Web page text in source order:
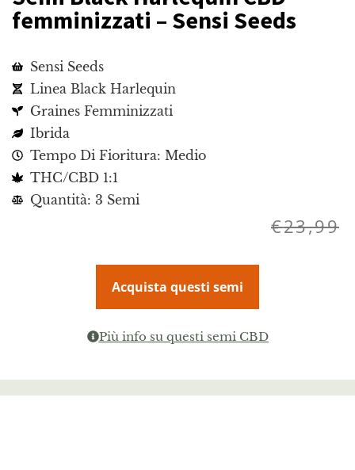
femminizzati – Sensi Seeds
Sensi Seeds
Linea Black Harlequin
Graines Femminizzati
Ibrida
Tempo Di Fioritura: Medio
THC/CBD 1:1
Quantità: 3 Semi
€23,99
Acquista questi semi
Più info su questi semi CBD